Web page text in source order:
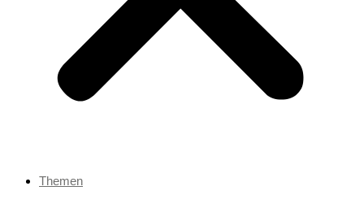
Themen